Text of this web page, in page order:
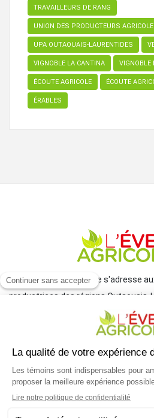
TRAVAILLEURS DE RANG
UNION DES PRODUCTEURS
UPA OUTAOUAIS-LAURENTIDES
VIGNOBLE LA CANTINA VIGNOBLE
ÉCOUTE AGRICOLE ÉCOUTE
ÉRABLES
Le journal L'Éveil agricole s'adresse
productrices des régions Outaouais-
par année par le Groupe JCL, il traite
enjeux reliés à l'agriculture.
COORDONNÉES
mlemay@groupejcl.ca
450 472-3440, poste 250